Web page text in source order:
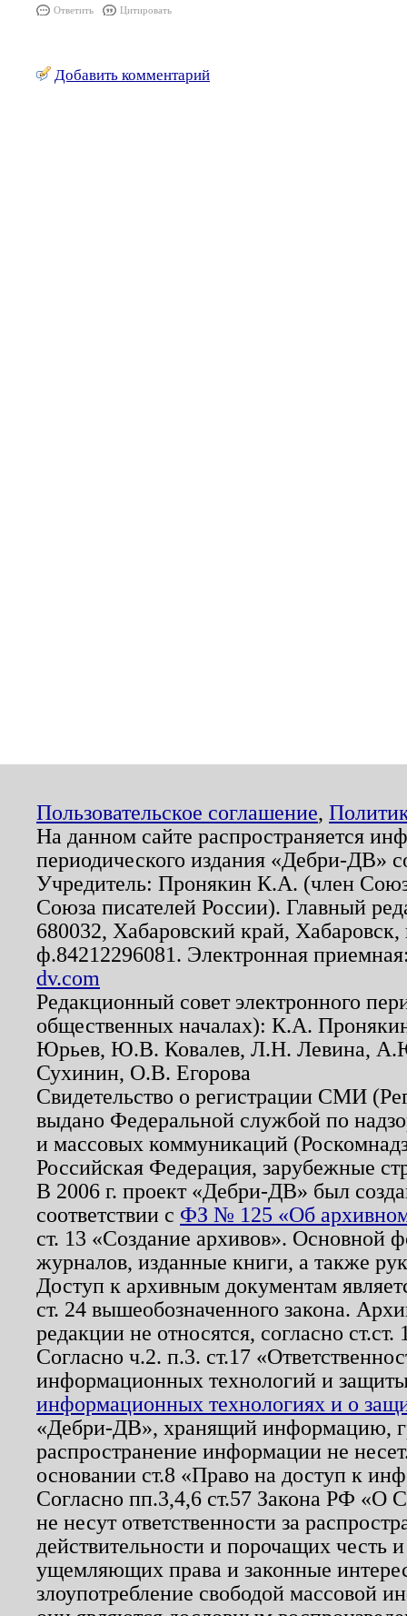
Ответить Цитировать
Добавить комментарий
Пользовательское соглашение,
На данном сайте распространяется
периодического издания «Дебри-ДВ»
Учредитель: Пронякин К.А. (член
Союза писателей России). Главный
680032, Хабаровский край,
ф.84212296081. Электронная
dv.com
Редакционный совет электронного
общественных началах): К.А.
Юрьев, Ю.В. Ковалев, Л.Н. Левина,
Сухинин, О.В. Егорова
Свидетельство о регистрации СМИ
выдано Федеральной службой по
и массовых коммуникаций
Российская Федерация, зарубежные
В 2006 г. проект «Дебри-ДВ» был
соответствии с ФЗ № 125 «Об
ст. 13 «Создание архивов». Основной
журналов, изданные книги, а также
Доступ к архивным документам
ст. 24 вышеобозначенного закона.
редакции не относятся, согласно
Согласно ч.2. п.3. ст.17
информационных технологий и
информационных технологиях и о
«Дебри-ДВ», хранящий информацию,
распространение информации не
основании ст.8 «Право на доступ к
Согласно пп.3,4,6 ст.57 Закона РФ «О
не несут ответственности за
действительности и порочащих честь
ущемляющих права и законные
злоупотребление свободой массовой